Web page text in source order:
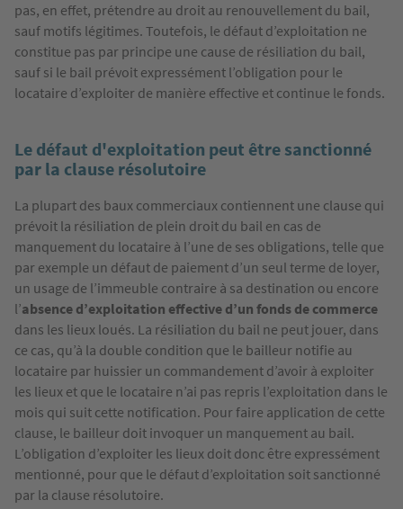
pas, en effet, prétendre au droit au renouvellement du bail,
sauf motifs légitimes. Toutefois, le défaut d’exploitation ne
constitue pas par principe une cause de résiliation du bail,
sauf si le bail prévoit expressément l’obligation pour le
locataire d’exploiter de manière effective et continue le fonds.
Le défaut d'exploitation peut être sanctionné
par la clause résolutoire
La plupart des baux commerciaux contiennent une clause qui
prévoit la résiliation de plein droit du bail en cas de
manquement du locataire à l’une de ses obligations, telle que
par exemple un défaut de paiement d’un seul terme de loyer,
un usage de l’immeuble contraire à sa destination ou encore
l’absence d’exploitation effective d’un fonds de commerce
dans les lieux loués. La résiliation du bail ne peut jouer, dans
ce cas, qu’à la double condition que le bailleur notifie au
locataire par huissier un commandement d’avoir à exploiter
les lieux et que le locataire n’ai pas repris l’exploitation dans le
mois qui suit cette notification. Pour faire application de cette
clause, le bailleur doit invoquer un manquement au bail.
L’obligation d’exploiter les lieux doit donc être expressément
mentionné, pour que le défaut d’exploitation soit sanctionné
par la clause résolutoire.